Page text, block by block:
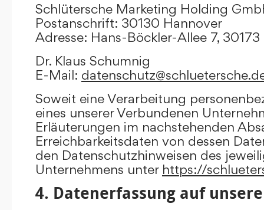
Schlütersche Marketing Holding
Postanschrift: 30130 Hannover
Adresse: Hans-Böckler-Allee 7,
Dr. Klaus Schumnig
E-Mail:
Soweit eine Verarbeitung
eines unserer Verbundenen
Erläuterungen im nachstehenden
Erreichbarkeitsdaten von dessen
den Datenschutzhinweisen des
Unternehmens unter https://
4. Datenerfassung auf